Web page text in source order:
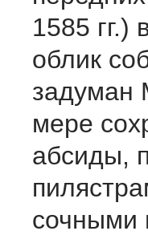
1585
облик
задуман
мере
абсиды,
сочными